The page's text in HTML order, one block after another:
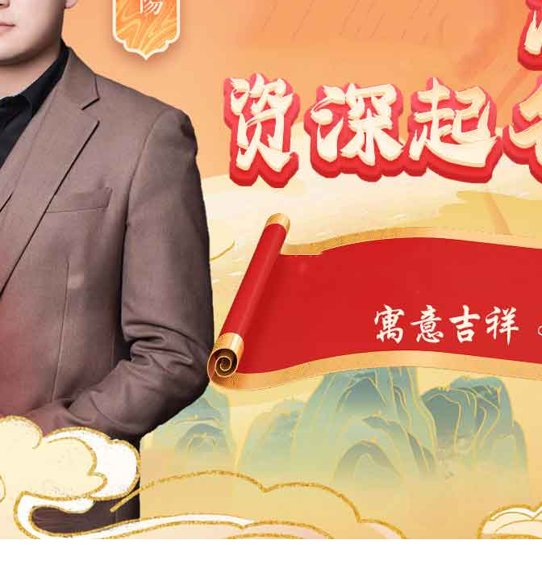
2017 2016 2012
2007
1995 1994 1993 1992 1990 1989 1988 1987 1986 1985
1984
1972 1971 1969 1968 1967 1966 1965 1964 1963
1962
1950 1948 1947 1946 1945 1944 1943 1942 1941 1940
1939
1927 1926 1924 1923 1922 1921 1920 1919 1918
1917
1905 1902 1901 1900
9 7 6 5 4 1
8
40 39 38 37 33 32 31 30
29
9 8 6 2 1 0